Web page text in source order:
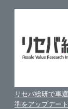
近くのお店で
保険代理店業
古物営業法に
お客様の声
リセバ総研で車
準をアップデート